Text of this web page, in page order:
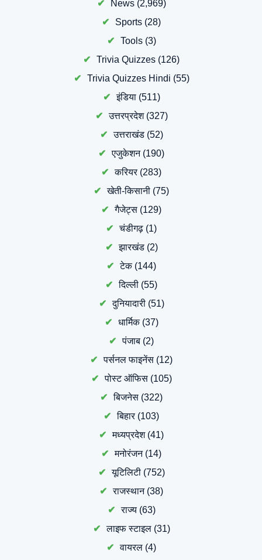
News(2,969)
Sports (28)
Tools(3)
Trivia Quizzes (126)
Trivia Quizzes Hindi (55)
इंडिया(511)
उत्तरप्रदेश(327)
उत्तराखंड(52)
एजुकेशन(190)
करियर(283)
खेती-किसानी (75)
गैजेट्स (129)
चंडीगढ़ (1)
झारखंड(2)
टेक(144)
दिल्ली (55)
दुनियादारी(51)
धार्मिक(37)
पंजाब (2)
पर्सनल फाइनेंस (12)
पोस्ट ऑफिस(105)
बिजनेस (322)
बिहार(103)
मध्यप्रदेश(41)
मनोरंजन(14)
यूटिलिटी(752)
राजस्थान(38)
राज्य(63)
लाइफ स्टाइल(31)
वायरल (4)